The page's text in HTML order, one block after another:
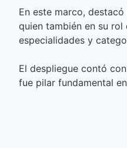
En este marco,
quien también en su
especialidades y
El despliegue contó
fue pilar fundamental